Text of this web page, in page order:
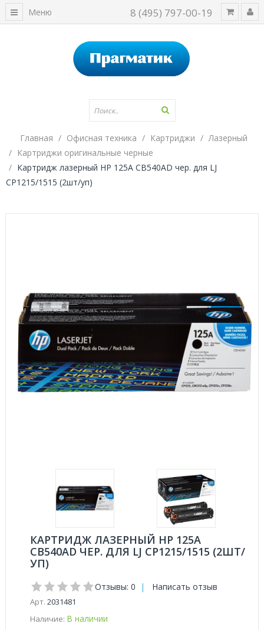
8 (495) 797-00-19
Меню
Главная Офисная техника Картриджи
Лазерный
Картриджи оригинальные черные
Картридж лазерный HP 125A CB540AD чер. для LJ
CP1215/1515 (2шт/уп)
КАРТРИДЖ ЛАЗЕРНЫЙ HP 125A
CB540AD ЧЕР. ДЛЯ LJ CP1215/1515 (2ШТ/
УП)
Отзывы: 0 | Написать отзыв
Арт. 2031481
Наличие: В наличии